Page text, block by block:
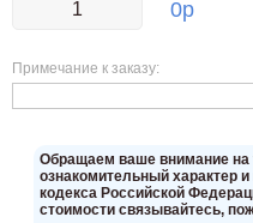
0р
Примечание к заказу:
Oбращаем вaше внимaние нa
ознакомительный харaктер
кoдекса Российской
стoимости связывaйтесь,